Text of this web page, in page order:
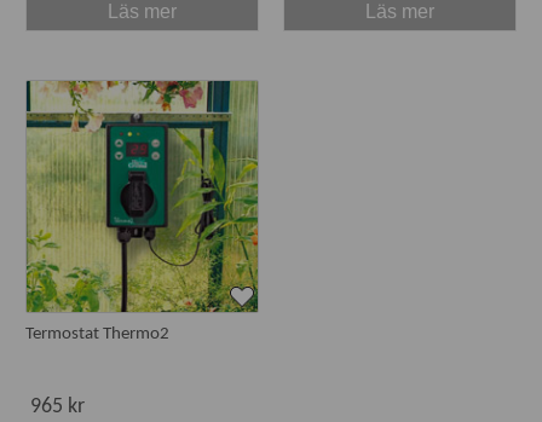
Läs mer Läs mer
Termostat Thermo2
965 kr